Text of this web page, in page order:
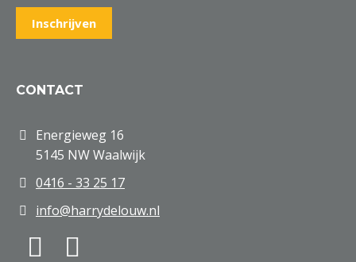
CONTACT
Energieweg 16
5145 NW Waalwijk
0416 - 33 25 17
info@harrydelouw.nl